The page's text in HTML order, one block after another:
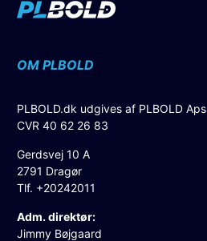
OM PLBOLD
PLBOLD.dk udgives af PLBOLD Aps
CVR 40 62 26 83
Gerdsvej 10 A
2791 Dragør
Tlf. +20242011
Adm. direktør:
Jimmy Bøjgaard